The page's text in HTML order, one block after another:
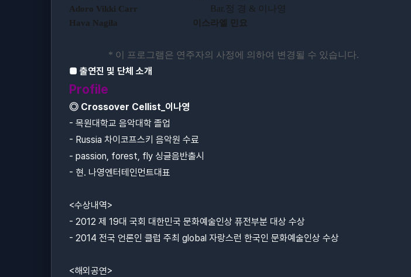
Adoro Vikki Carr Bar. 정 경 & 이나영
Hava Nagila 이스라엘 민요
* 이 프로그램은 연주자의 사정에 의하여 변경될 수 있습니다.
■ 출연진 및 단체 소개
Profile
◎ Crossover Cellist_ 이나영
- 목원대학교 음악대학 졸업
- Russia 차이코프스키 음악원 수료
- passion, forest, fly 싱글음반출시
- 현. 나영엔터테인먼트대표
<수상내역>
- 2012 제 19대 국회 대한민국 문화예술인상 퓨전부분 대상 수상
- 2014 전국 언론인 클럽 주최 global 자랑스런 한국인 문화예술인상 수상
<해외공연>